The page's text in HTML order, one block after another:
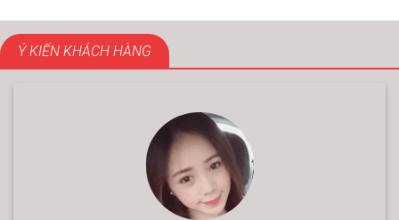
Ý KIẾN KHÁCH HÀNG